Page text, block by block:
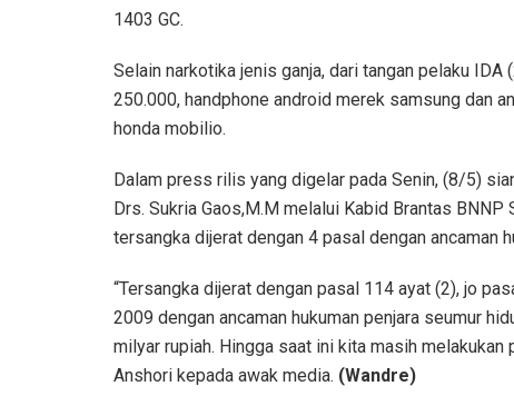
1403 GC.
Selain narkotika jenis ganja, dari tangan pelaku
250.000, handphone android merek samsung dan
honda mobilio.
Dalam press rilis yang digelar pada Senin, (8/5)
Drs. Sukria Gaos,M.M melalui Kabid Brantas
tersangka dijerat dengan 4 pasal dengan ancaman
“Tersangka dijerat dengan pasal 114 ayat (2), jo
2009 dengan ancaman hukuman penjara seumur
milyar rupiah. Hingga saat ini kita masih
Anshori kepada awak media. (Wandre)